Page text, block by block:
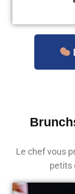
Le chef vous
petits